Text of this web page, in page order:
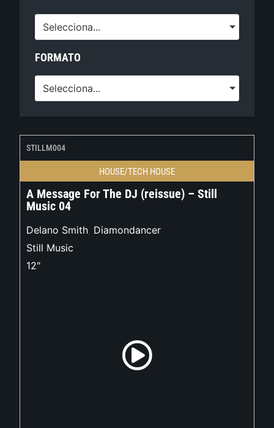
Selecciona...
FORMATO
Selecciona...
STILLM004
HOUSE/TECH HOUSE
A Message For The DJ (reissue) – Still
Music 04
Delano Smith, Diamondancer
Still Music
12"